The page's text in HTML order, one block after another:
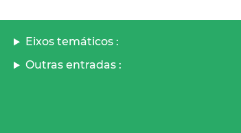
Eixos temáticos :
Outras entradas :